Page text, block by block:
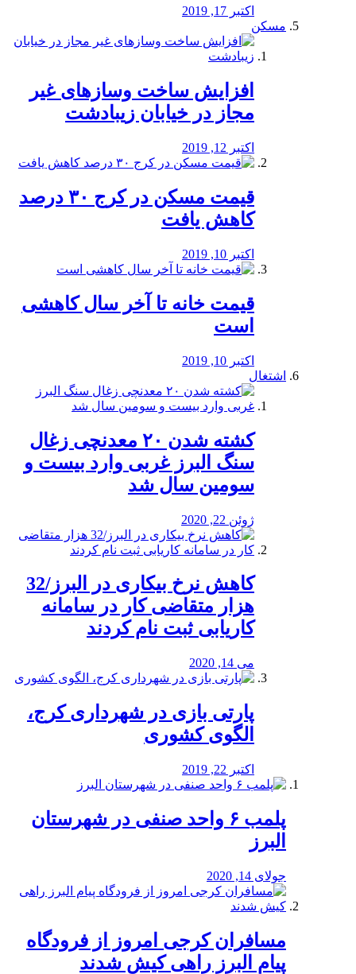
اکتبر 17, 2019
مسکن
افزایش ساخت وسازهای غیر
مجاز در خیابان زیبادشت
اکتبر 12, 2019
️قیمت مسکن در کرج ۳۰ درصد
کاهش یافت
اکتبر 10, 2019
قیمت خانه تا آخر سال کاهشی
است
اکتبر 10, 2019
اشتغال
کشته شدن ۲۰ معدنچی زغال
سنگ البرز غربی وارد بیست و
سومین سال شد
ژوئن 22, 2020
کاهش نرخ بیکاری در البرز/32
هزار متقاضی کار در سامانه
کاریابی ثبت نام کردند
می 14, 2020
پارتی بازی در شهرداری کرج،
الگوی کشوری
اکتبر 22, 2019
پلمب ۶ واحد صنفی در شهرستان
البرز
جولای 14, 2020
مسافران کرجی امروز از فرودگاه
پیام البرز راهی کیش شدند